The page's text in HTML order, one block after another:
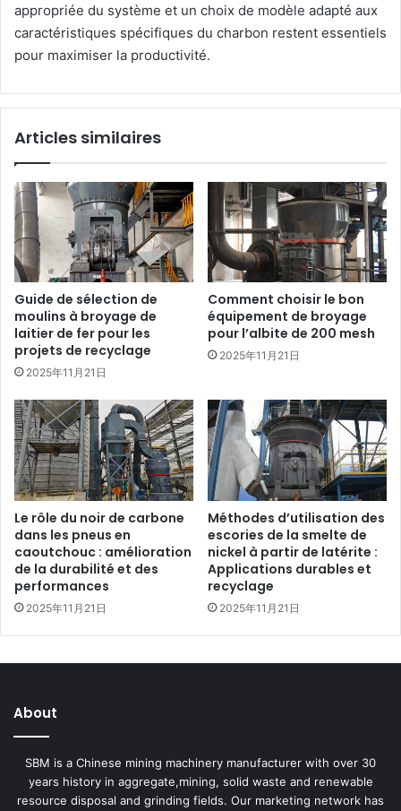
appropriée du système et un choix de modèle adapté aux
caractéristiques spécifiques du charbon restent essentiels
pour maximiser la productivité.
Articles similaires
Guide de sélection de
moulins à broyage de
laitier de fer pour les
projets de recyclage
2025年11月21日
Comment choisir le bon
équipement de broyage
pour l’albite de 200 mesh
2025年11月21日
Le rôle du noir de carbone
dans les pneus en
caoutchouc : amélioration
de la durabilité et des
performances
2025年11月21日
Méthodes d’utilisation des
escories de la smelte de
nickel à partir de latérite :
Applications durables et
recyclage
2025年11月21日
About
SBM is a Chinese mining machinery manufacturer with over 30
years history in aggregate,mining, solid waste and renewable
resource disposal and grinding fields. Our marketing network has